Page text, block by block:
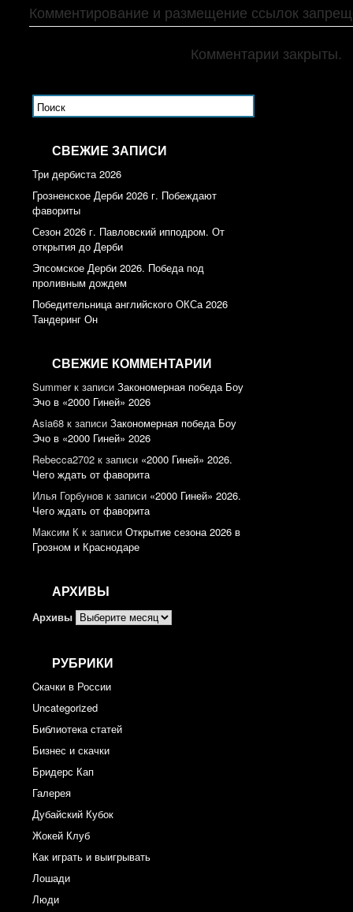
Комментирование и размещение ссылок
Комментарии закрыты.
СВЕЖИЕ ЗАПИСИ
Три дербиста 2026
Грозненское Дерби 2026 г. Побеждают
фавориты
Сезон 2026 г. Павловский ипподром. От
открытия до Дерби
Эпсомское Дерби 2026. Победа под
проливным дождем
Победительница английского ОКСа 2026
Тандеринг Он
СВЕЖИЕ КОММЕНТАРИИ
Summerк записи Закономерная победа Боу
Эчо в «2000 Гиней» 2026
Asia68 к записи Закономерная победа Боу
Эчо в «2000 Гиней» 2026
Rebecca2702 к записи «2000 Гиней» 2026.
Чего ждать от фаворита
Илья Горбунов к записи «2000 Гиней» 2026.
Чего ждать от фаворита
Максим К к записи Открытие сезона 2026 в
Грозном и Краснодаре
АРХИВЫ
Архивы
РУБРИКИ
Cкачки в России
Uncategorized
Библиотека статей
Бизнес и скачки
Бридерс Кап
Галерея
Дубайский Кубок
Жокей Клуб
Как играть и выигрывать
Лошади
Люди